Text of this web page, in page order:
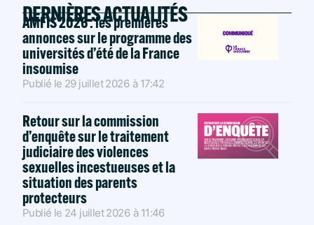
DERNIÈRES ACTUALITÉS
AMFIS 2026 : les premières
annonces sur le programme des
universités d’été de la France
insoumise
Publié le 29 juillet 2026 à 17:42
Retour sur la commission
d’enquête sur le traitement
judiciaire des violences
sexuelles incestueuses et la
situation des parents
protecteurs
Publié le 24 juillet 2026 à 11:46